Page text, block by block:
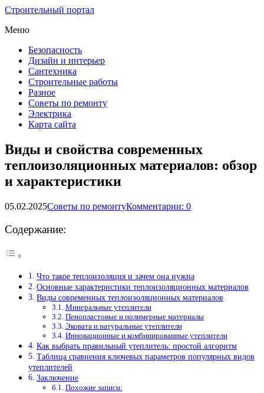
Строительный портал
Меню
Безопасность
Дизайн и интерьер
Сантехника
Строительные работы
Разное
Советы по ремонту
Электрика
Карта сайта
Виды и свойства современных
теплоизоляционных материалов: обзор
и характеристики
05.02.2025Советы по ремонтуКомментарии: 0
Содержание:
Что такое теплоизоляция и зачем она нужна
Основные характеристики теплоизоляционных материалов
Виды современных теплоизоляционных материалов
Минеральные утеплители
Пенопластовые и полимерные материалы
Эковата и натуральные утеплители
Инновационные и комбинированные утеплители
Как выбрать правильный утеплитель: простой алгоритм
Таблица сравнения ключевых параметров популярных видов
утеплителей
Заключение
Похожие записи: